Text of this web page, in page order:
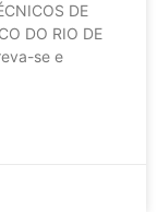
DE
DO RIO DE
se e